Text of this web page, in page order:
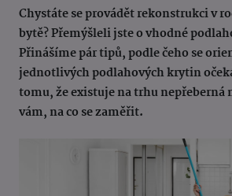
Chystáte se provádět rekonstrukci v
bytě? Přemýšleli jste o vhodné
Přinášíme pár tipů, podle čeho se
jednotlivých podlahových krytin
tomu, že existuje na trhu nepřeberná
vám, na co se zaměřit.